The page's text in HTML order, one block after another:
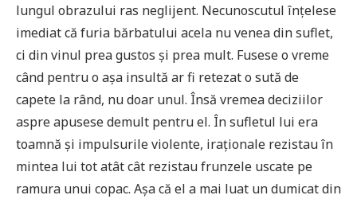
lungul obrazului ras neglijent. Necunoscutul înțelese
imediat că furia bărbatului acela nu venea din suflet,
ci din vinul prea gustos și prea mult. Fusese o vreme
când pentru o așa insultă ar fi retezat o sută de
capete la rând, nu doar unul. Însă vremea deciziilor
aspre apusese demult pentru el. În sufletul lui era
toamnă și impulsurile violente, iraționale rezistau în
mintea lui tot atât cât rezistau frunzele uscate pe
ramura unui copac. Așa că el a mai luat un dumicat din